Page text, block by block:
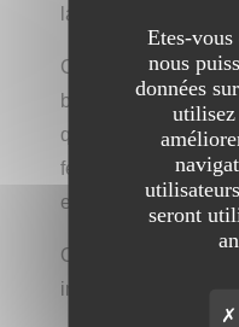
laisses et harnais
Chaque produit est
besoins de votre
quotidien. Laissez-
feront briller les
expérience de
Offrez à votre
instant un souvenir
Etes-
nous
données
seront